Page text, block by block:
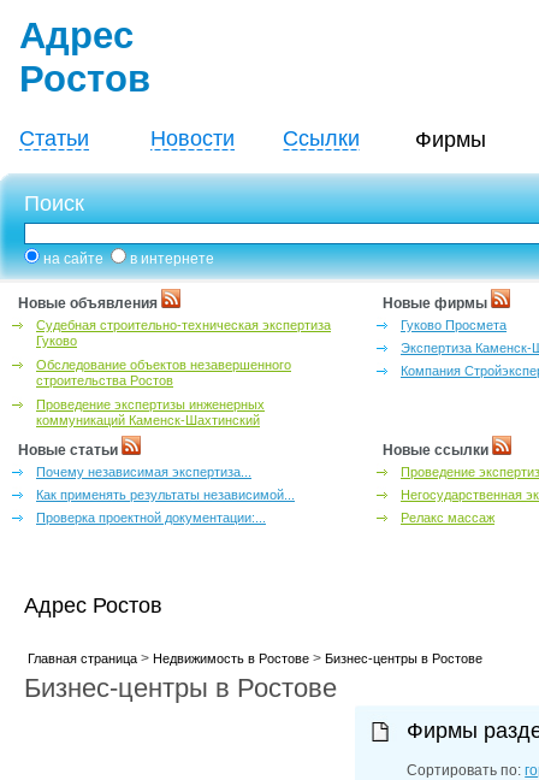
Адрес
Ростов
Статьи Новости Ссылки Фирмы
Поиск
на сайте в интернете
Новые объявления
Судебная строительно-техническая экспертиза
Гуково
Обследование объектов незавершенного
строительства Ростов
Проведение экспертизы инженерных
коммуникаций Каменск-Шахтинский
Новые фирмы
Гуково Просмета
Экспертиза Каменск-
Компания
Новые статьи
Почему независимая экспертиза...
Как применять результаты независимой...
Проверка проектной документации:...
Новые ссылки
Проведение
Негосударственная
Релакс массаж
Адрес Ростов
Главная страница> Недвижимость в Ростове> Бизнес-центры в Ростове
Бизнес-центры в Ростове
Фирмы
Сортировать по: